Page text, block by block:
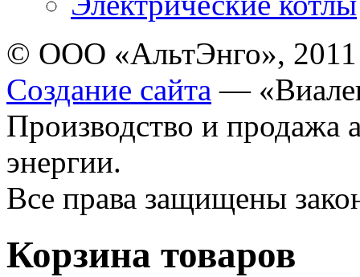
© ООО «АльтЭнго», 2011
Создание сайта —
Производство и продажа
энергии.
Все права защищены
Корзина товаров